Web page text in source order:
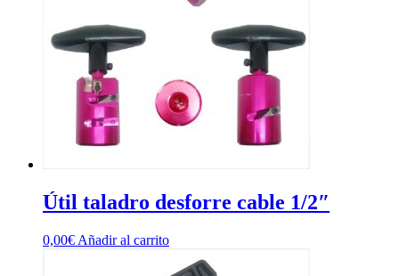
Útil taladro desforre cable 1/2″
0,00€ Añadir al carrito